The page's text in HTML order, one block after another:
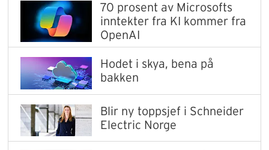
70 prosent av Microsofts
inntekter fra KI kommer fra
OpenAI
Hodet i skya, bena på
bakken
Blir ny toppsjef i Schneider
Electric Norge